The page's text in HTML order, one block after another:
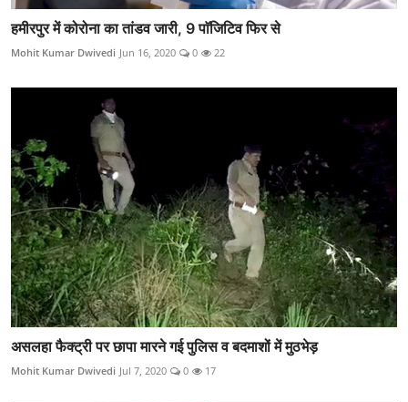
हमीरपुर में कोरोना का तांडव जारी, 9 पाॅजिटिव फिर से
Mohit Kumar Dwivedi Jun 16, 2020 0 22
असलहा फैक्ट्री पर छापा मारने गई पुलिस व बदमाशों में मुठभेड़
Mohit Kumar Dwivedi Jul 7, 2020 0 17